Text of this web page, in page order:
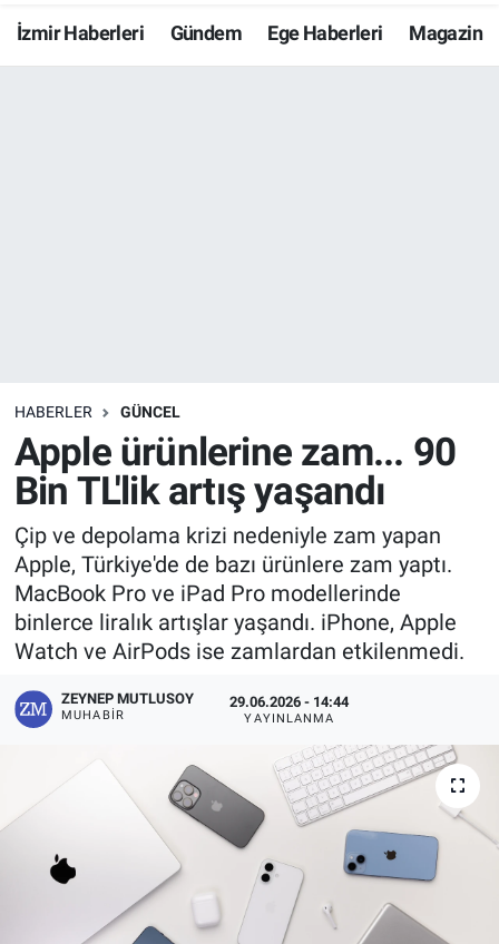
İzmir Haberleri Gündem Ege Haberleri Magazin
HABERLER GÜNCEL
Apple ürünlerine zam... 90
Bin TL'lik artış yaşandı
Çip ve depolama krizi nedeniyle zam yapan
Apple, Türkiye'de de bazı ürünlere zam yaptı.
MacBook Pro ve iPad Pro modellerinde
binlerce liralık artışlar yaşandı. iPhone, Apple
Watch ve AirPods ise zamlardan etkilenmedi.
ZEYNEP MUTLUSOY
MUHABIR
29.06.2026 - 14:44
YAYINLANMA
Resmi İlanlar